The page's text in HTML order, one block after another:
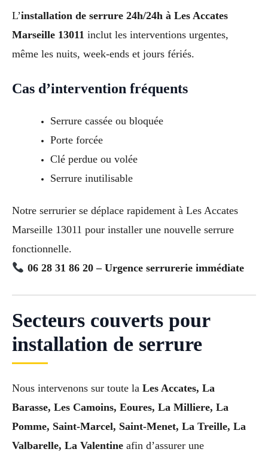
L’installation de serrure 24h/24h à Les Accates
Marseille 13011 inclut les interventions urgentes,
même les nuits, week-ends et jours fériés.
Cas d’intervention fréquents
Serrure cassée ou bloquée
Porte forcée
Clé perdue ou volée
Serrure inutilisable
Notre serrurier se déplace rapidement à Les Accates
Marseille 13011 pour installer une nouvelle serrure
fonctionnelle.
06 28 31 86 20 – Urgence serrurerie immédiate
Secteurs couverts pour
installation de serrure
Nous intervenons sur toute la Les Accates, La
Barasse, Les Camoins, Eoures, La Milliere, La
Pomme, Saint-Marcel, Saint-Menet, La Treille, La
Valbarelle, La Valentine afin d’assurer une